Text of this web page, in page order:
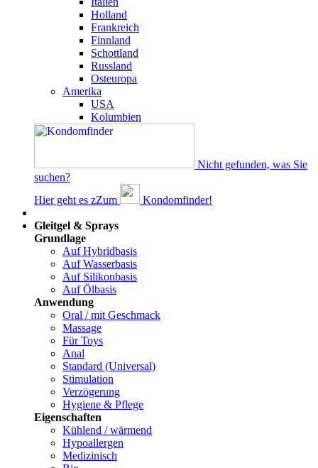
Holland
Frankreich
Finnland
Schottland
Russland
Osteuropa
Amerika
USA
Kolumbien
Nicht gefunden, was Sie
suchen?
Hier geht es zZum
Kondomfinder!
Gleitgel & Sprays
Grundlage
Auf Hybridbasis
Auf Wasserbasis
Auf Silikonbasis
Auf Ölbasis
Anwendung
Oral / mit Geschmack
Massage
Für Toys
Anal
Standard (Universal)
Stimulation
Verzögerung
Hygiene & Pflege
Eigenschaften
Kühlend / wärmend
Hypoallergen
Medizinisch